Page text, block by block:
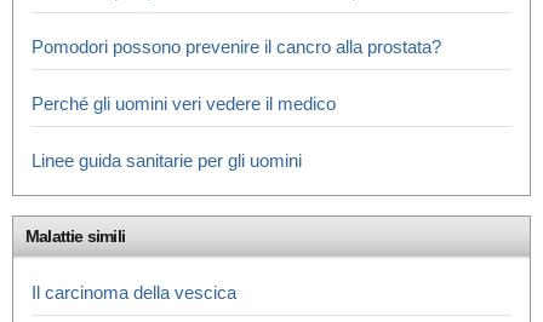
Pomodori possono prevenire il cancro alla prostata?
Perché gli uomini veri vedere il medico
Linee guida sanitarie per gli uomini
Malattie simili
Il carcinoma della vescica